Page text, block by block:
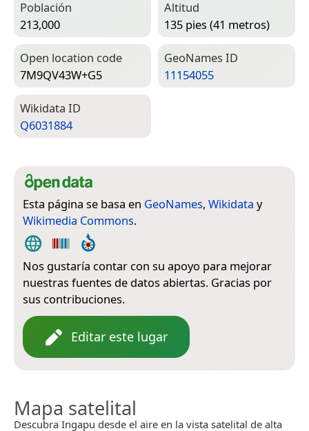
Población
213,000
Altitud
135 pies (41 metros)
Open location code
7M9QV43W+G5
Geo­Names ID
11154055
Wiki­data ID
Q6031884
Esta página se basa en GeoNames, Wikidata y
Wikimedia Commons.
Nos gustaría contar con su apoyo para mejorar
nuestras fuentes de datos abiertas. Gracias por
sus contribuciones.
Editar este lugar
Mapa satelital
Descubra Ingapu desde el aire en la vista satelital de alta